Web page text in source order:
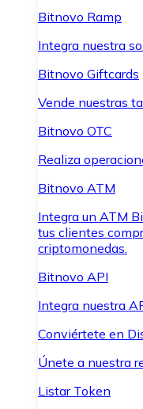
Bitnovo Ramp
Integra nuestra
Bitnovo Giftcards
Vende nuestras
Bitnovo OTC
Realiza
Bitnovo ATM
Integra un ATM
tus clientes
criptomonedas.
Bitnovo API
Integra nuestra
Conviértete en
Únete a nuestra
Listar Token